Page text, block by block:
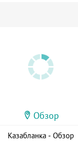
Обзор
Казабланка - Обзор